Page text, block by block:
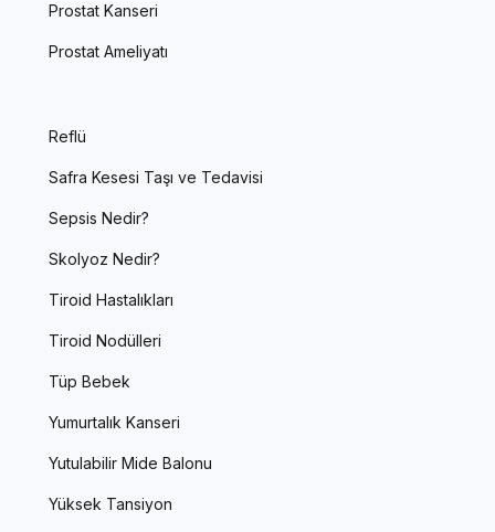
Prostat Kanseri
Prostat Ameliyatı
Reflü
Safra Kesesi Taşı ve Tedavisi
Sepsis Nedir?
Skolyoz Nedir?
Tiroid Hastalıkları
Tiroid Nodülleri
Tüp Bebek
Yumurtalık Kanseri
Yutulabilir Mide Balonu
Yüksek Tansiyon